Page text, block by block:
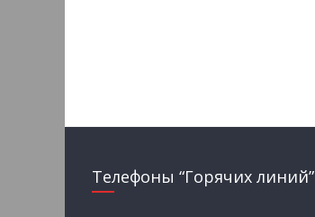
Телефоны “Горячих линий”